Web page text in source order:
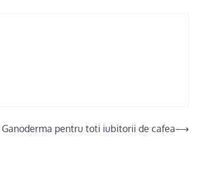
Ganoderma pentru toti iubitorii de cafea⟶